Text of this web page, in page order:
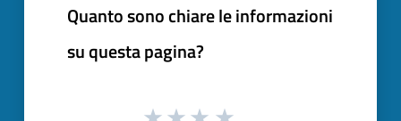
Quanto sono chiare le informazioni
su questa pagina?